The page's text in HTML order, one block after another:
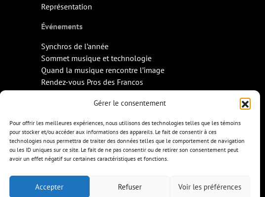
Gérer le consentement
Pour offrir les meilleures expériences, nous utilisons des technologies telles que les témoins
pour stocker et/ou accéder aux informations des appareils. Le fait de consentir à ces
technologies nous permettra de traiter des données telles que le comportement de navigation
ou les ID uniques sur ce site. Le fait de ne pas consentir ou de retirer son consentement peut
avoir un effet négatif sur certaines caractéristiques et fonctions.
Accepter Refuser Voir les préférences
Représentation
Événements
Synchros de l’année
Sommet musique et technologie
Quand la musique rencontre l’image
Rendez-vous Pros des Francos
ÉVÉNEMENTS ENGLISH